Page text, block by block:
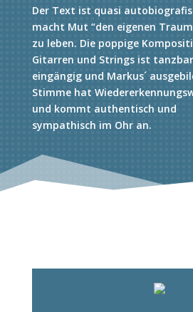
Der Text ist quasi
macht Mut “den eigenen
zu leben. Die poppige
Gitarren und Strings ist
eingängig und Markus´
Stimme hat
und kommt authentisch und
sympathisch im Ohr an.